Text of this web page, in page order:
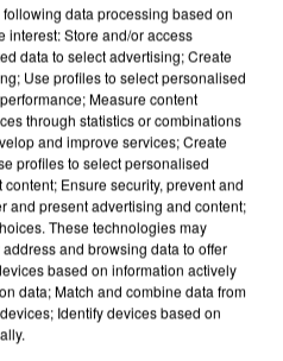
LA DZ MAFIA
following data processing based on
interest: Store and/or access
data to select advertising; Create
Use profiles to select personalised
Measure content
through statistics or combinations
and improve services; Create
profiles to select personalised
Ensure security, prevent and
and present advertising and content;
These technologies may
and browsing data to offer
based on information actively
data; Match and combine data from
Identify devices based on